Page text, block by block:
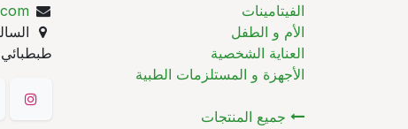
الفيتامينات
الأم و الطفل
العناية الشخصية
الأجهزة و المستلزمات الطبية
جميع المنتجات